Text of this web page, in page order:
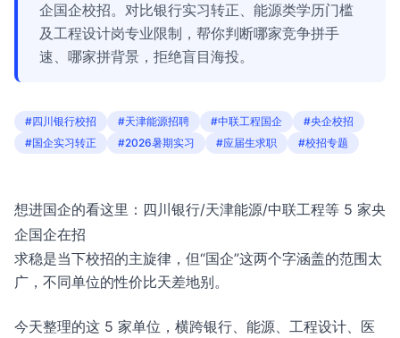
企国企校招。对比银行实习转正、能源类学历门槛
及工程设计岗专业限制，帮你判断哪家竞争拼手
速、哪家拼背景，拒绝盲目海投。
#四川银行校招 #天津能源招聘 #中联工程国企
#央企校招
#国企实习转正
#2026暑期实习 #应届生求职 #校招专题
想进国企的看这里：四川银行/天津能源/中联工程等 5 家央
企国企在招
求稳是当下校招的主旋律，但“国企”这两个字涵盖的范围太
广，不同单位的性价比天差地别。
今天整理的这 5 家单位，横跨银行、能源、工程设计、医